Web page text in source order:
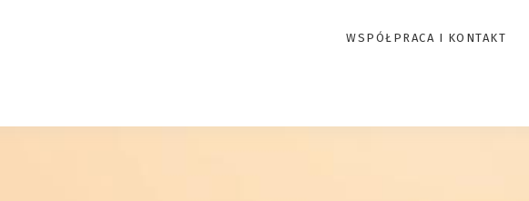
WSPÓŁPRACA I KONTAKT